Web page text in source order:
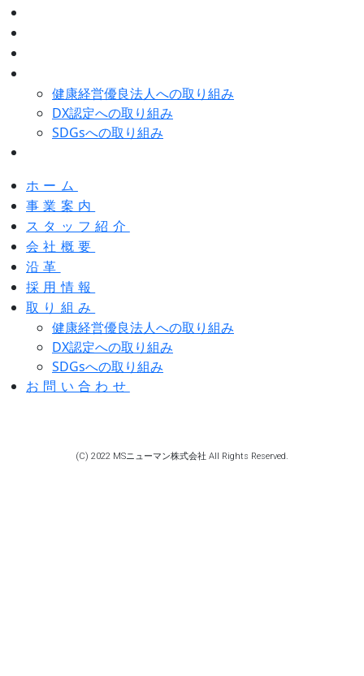
健康経営優良法人への取り組み
DX認定への取り組み
SDGsへの取り組み
ホーム
事業案内
スタッフ紹介
会社概要
沿革
採用情報
取り組み
健康経営優良法人への取り組み
DX認定への取り組み
SDGsへの取り組み
お問い合わせ
(C) 2022 MSニューマン株式会社 All Rights Reserved.